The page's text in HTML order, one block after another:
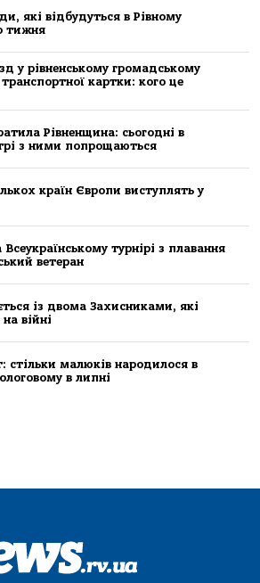
які відбудуться в Рівному
тижня
у рівненському громадському
картки: кого це
Рівненщина: сьогодні в
з ними попрощаються
країн Європи виступлять у
турнірі з плавання
ветеран
із двома Захисниками, які
війні
стільки малюків народилося в
в липні